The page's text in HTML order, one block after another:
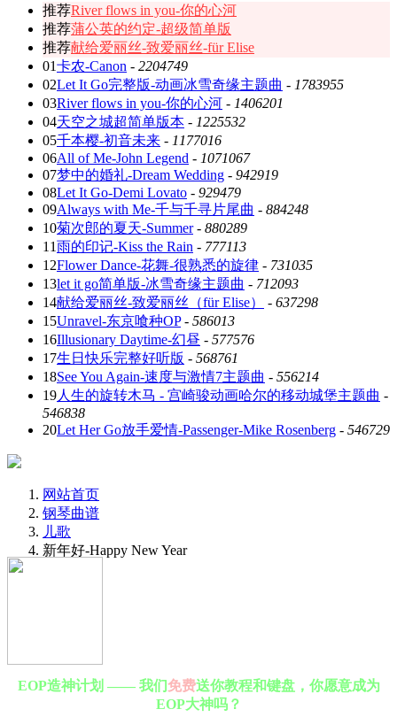
推荐River flows in you-你的心河
推荐蒲公英的约定-超级简单版
推荐献给爱丽丝-致爱丽丝-für Elise
01卡农-Canon - 2204749
02Let It Go完整版-动画冰雪奇缘主题曲 - 1783955
03River flows in you-你的心河 - 1406201
04天空之城超简单版本 - 1225532
05千本樱-初音未来 - 1177016
06All of Me-John Legend - 1071067
07梦中的婚礼-Dream Wedding - 942919
08Let It Go-Demi Lovato - 929479
09Always with Me-千与千寻片尾曲 - 884248
10菊次郎的夏天-Summer- 880289
11雨的印记-Kiss the Rain - 777113
12Flower Dance-花舞-很熟悉的旋律 - 731035
13let it go简单版-冰雪奇缘主题曲 - 712093
14献给爱丽丝-致爱丽丝（für Elise） - 637298
15Unravel-东京喰种OP- 586013
16Illusionary Daytime-幻昼 - 577576
17生日快乐完整好听版 - 568761
18See You Again-速度与激情7主题曲 - 556214
19人生的旋转木马 - 宫崎骏动画哈尔的移动城堡主题曲 -
546838
20Let Her Go放手爱情-Passenger-Mike Rosenberg - 546729
网站首页
钢琴曲谱
儿歌
新年好-Happy New Year
EOP造神计划 —— 我们免费送你教程和键盘，你愿意成为
EOP大神吗？